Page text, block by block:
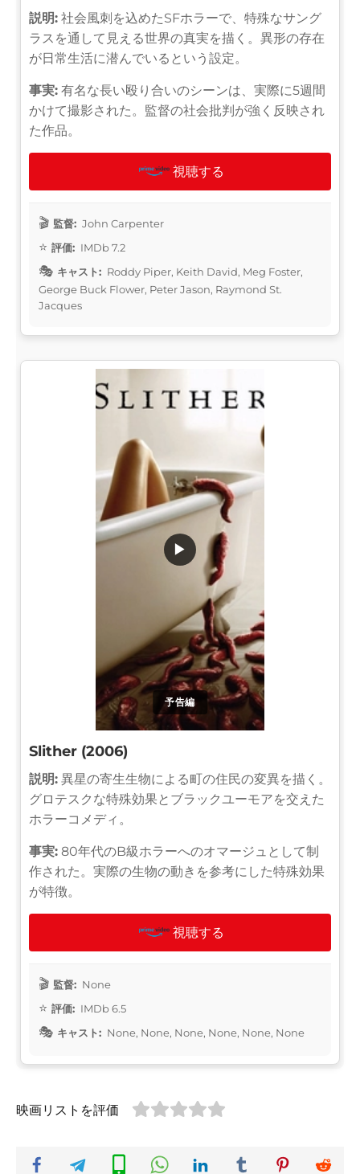
説明: 社会風刺を込めたSFホラーで、特殊なサング
ラスを通して見える世界の真実を描く。異形の存在
が日常生活に潜んでいるという設定。
事実: 有名な長い殴り合いのシーンは、実際に5週間
かけて撮影された。監督の社会批判が強く反映され
た作品。
視聴する
監督: John Carpenter
評価: IMDb 7.2
キャスト: Roddy Piper, Keith David, Meg Foster,
George Buck Flower, Peter Jason, Raymond St.
Jacques
予告編
▶
Slither (2006)
説明: 異星の寄生生物による町の住民の変異を描く。
グロテスクな特殊効果とブラックユーモアを交えた
ホラーコメディ。
事実: 80年代のB級ホラーへのオマージュとして制
作された。実際の生物の動きを参考にした特殊効果
が特徴。
視聴する
監督: None
評価: IMDb 6.5
キャスト: None, None, None, None, None, None
映画リストを評価